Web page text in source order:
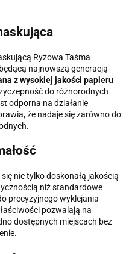
Ryżowa Taśma
najnowszą generacją
z wysokiej jakości papieru
do różnorodnych
odporna na działanie
że nadaje się zarówno do
nie tylko doskonałą jakością
niż standardowe
precyzyjnego wyklejania
pozwalają na
dostępnych miejscach bez